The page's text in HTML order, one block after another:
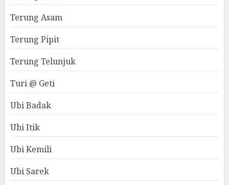
Terung Asam
Terung Pipit
Terung Telunjuk
Turi @ Geti
Ubi Badak
Ubi Itik
Ubi Kemili
Ubi Sarek